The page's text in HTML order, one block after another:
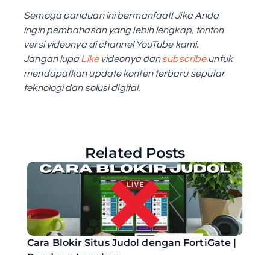
Semoga panduan ini bermanfaat! Jika Anda
ingin pembahasan yang lebih lengkap, tonton
versi videonya di channel YouTube kami.
Jangan lupa Like videonya dan subscribe untuk
mendapatkan update konten terbaru seputar
teknologi dan solusi digital.
Related Posts
Cara Blokir Situs Judol dengan FortiGate |